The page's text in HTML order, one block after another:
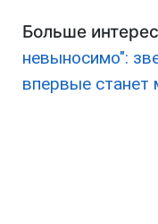
Больше
невыносимо":
впервые станет